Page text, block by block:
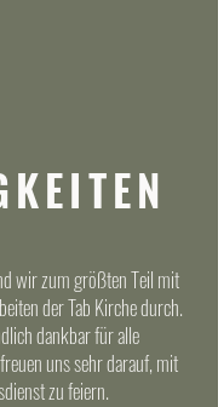
wir zum größten Teil mit
der Tab Kirche durch.
dankbar für alle
uns sehr darauf, mit
zu feiern.